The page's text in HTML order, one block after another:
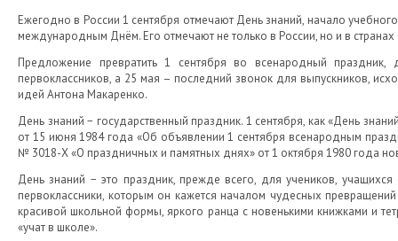
Ежегодно в России 1 сентября отмечают День знаний, начало
международным Днём. Его отмечают не только в России, но и в
Предложение превратить 1 сентября во всенародный
первоклассников, а 25 мая – последний звонок для выпускников,
идей Антона Макаренко.
День знаний − государственный праздник. 1 сентября, как «День
от 15 июня 1984 года «Об объявлении 1 сентября всенародным
№ 3018-Х «О праздничных и памятных днях» от 1 октября 1980 года
День знаний − это праздник, прежде всего, для учеников,
первоклассники, которым он кажется началом чудесных
красивой школьной формы, яркого ранца с новенькими книжками и
«учат в школе».